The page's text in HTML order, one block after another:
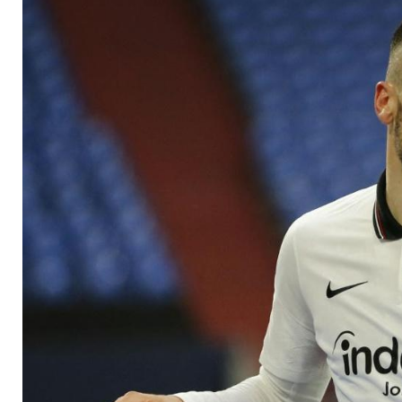
dass er bei uns